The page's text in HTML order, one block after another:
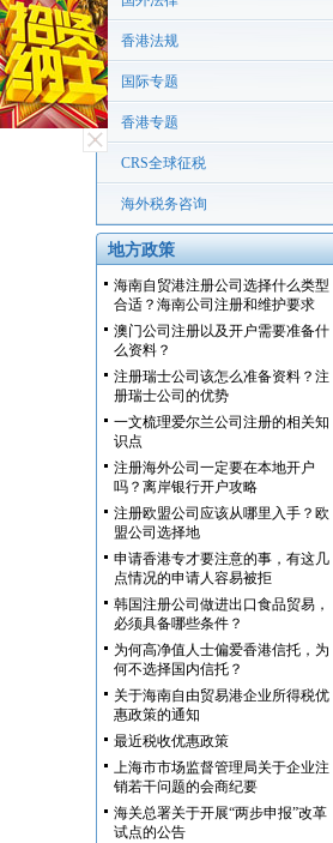
香港法规
国际专题
香港专题
CRS全球征税
海外税务咨询
地方政策
海南自贸港注册公司选择什么类型
合适？海南公司注册和维护要求
澳门公司注册以及开户需要准备什
么资料？
注册瑞士公司该怎么准备资料？注
册瑞士公司的优势
一文梳理爱尔兰公司注册的相关知
识点
注册海外公司一定要在本地开户
吗？离岸银行开户攻略
注册欧盟公司应该从哪里入手？欧
盟公司选择地
申请香港专才要注意的事，有这几
点情况的申请人容易被拒
韩国注册公司做进出口食品贸易，
必须具备哪些条件？
为何高净值人士偏爱香港信托，为
何不选择国内信托？
关于海南自由贸易港企业所得税优
惠政策的通知
最近税收优惠政策
上海市市场监督管理局关于企业注
销若干问题的会商纪要
海关总署关于开展“两步申报”改革
试点的公告